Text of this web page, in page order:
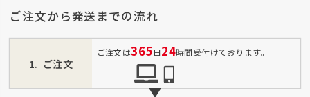
ご注文から発送までの流れ
ご注文
ご注文は365日24時間受付けております。